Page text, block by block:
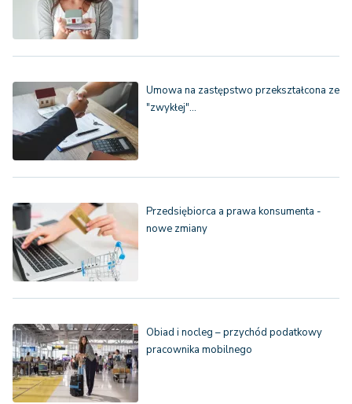
Umowa na zastępstwo przekształcona ze
"zwykłej"…
Przedsiębiorca a prawa konsumenta -
nowe zmiany
Obiad i nocleg – przychód podatkowy
pracownika mobilnego